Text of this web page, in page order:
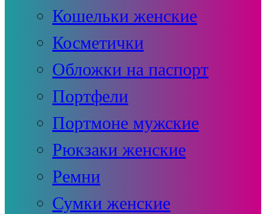
Кошельки женские
Косметички
Обложки на паспорт
Портфели
Портмоне мужские
Рюкзаки женские
Ремни
Сумки женские